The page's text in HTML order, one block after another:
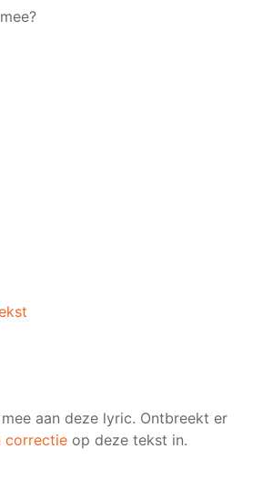
aan deze lyric. Ontbreekt er
correctie op deze tekst in.